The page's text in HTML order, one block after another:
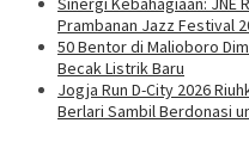
Prambanan Jazz Festival
50 Bentor di Malioboro
Becak Listrik Baru
Jogja Run D-City 2026
Berlari Sambil Berdonasi